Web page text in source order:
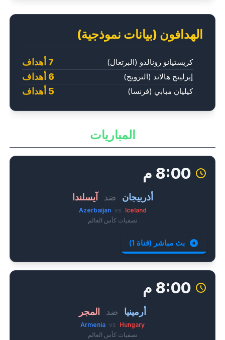
الهدافون (بيانات نموذجية)
كريستيانو رونالدو (البرتغال) 7 أهداف
إيرلينج هالاند (النرويج) 6 أهداف
كيليان مبابي (فرنسا) 5 أهداف
المباريات
8:00 م
أذربيجان ضد آيسلندا
Azerbaijan vs Iceland
تصفيات كأس العالم
بث مباشر (قناة 1)
8:00 م
أرمينيا ضد المجر
Armenia vs Hungary
تصفيات كأس العالم